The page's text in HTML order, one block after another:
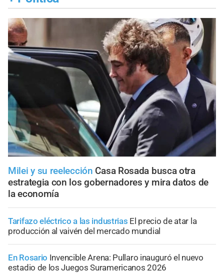
Milei y su reelección Casa Rosada busca otra
estrategia con los gobernadores y mira datos de
la economía
Tarifazo eléctrico a las industrias El precio de atar la
producción al vaivén del mercado mundial
En Rosario Invencible Arena: Pullaro inauguró el nuevo
estadio de los Juegos Suramericanos 2026